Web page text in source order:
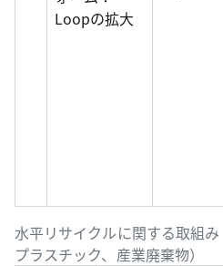
Loopの拡大
水平リサイクルに関する取組
プラスチック、産業廃棄物）